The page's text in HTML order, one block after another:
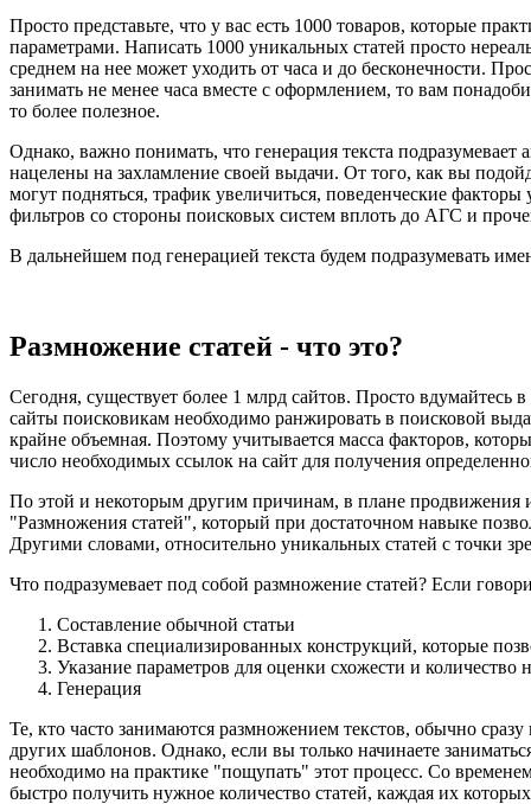
Просто представьте, что у вас есть 1000 товаров, которые
параметрами. Написать 1000 уникальных статей просто
среднем на нее может уходить от часа и до бесконечности.
занимать не менее часа вместе с оформлением, то вам
то более полезное.
Однако, важно понимать, что генерация текста
нацелены на захламление своей выдачи. От того, как вы
могут подняться, трафик увеличиться, поведенческие
фильтров со стороны поисковых систем вплоть до АГС и
В дальнейшем под генерацией текста будем подразумевать
Размножение статей - что это?
Сегодня, существует более 1 млрд сайтов. Просто
сайты поисковикам необходимо ранжировать в поисковой
крайне объемная. Поэтому учитывается масса факторов,
число необходимых ссылок на сайт для получения
По этой и некоторым другим причинам, в плане продвижения
"Размножения статей", который при достаточном навыке
Другими словами, относительно уникальных статей с точки
Что подразумевает под собой размножение статей? Если
Составление обычной статьи
Вставка специализированных конструкций, которые
Указание параметров для оценки схожести и количество
Генерация
Те, кто часто занимаются размножением текстов, обычно
других шаблонов. Однако, если вы только начинаете
необходимо на практике "пощупать" этот процесс. Со
быстро получить нужное количество статей, каждая их